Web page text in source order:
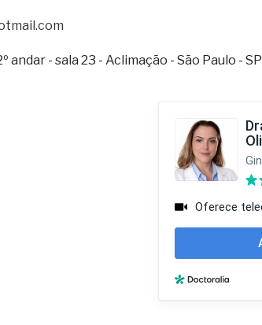
andar - sala 23 - Aclimação - São Paulo - SP